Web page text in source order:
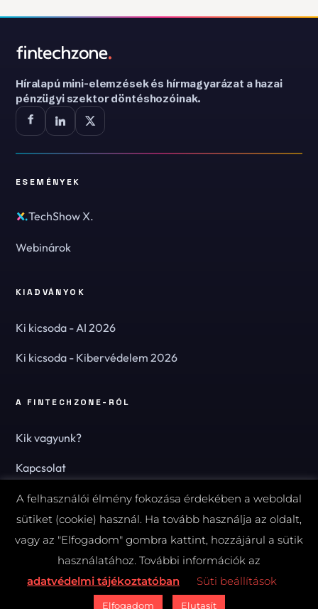
Híralapú mini-elemzések és hírmagyarázat a hazai
pénzügyi szektor döntéshozóinak.
ESEMÉNYEK
TechShow X.
Webinárok
KIADVÁNYOK
Ki kicsoda - AI 2026
Ki kicsoda - Kibervédelem 2026
A FINTECHZONE-RÓL
Kik vagyunk?
Kapcsolat
Hírlevél
© 2026 FinTechZone.hu - A FinTech Group Kft.
Adatvédelmi tájékoztató (PDF)Süti-beállítások
A felhasználói élmény fokozása érdekében a weboldal
sütiket (cookie) használ. Ha tovább használja az oldalt,
vagy az "Elfogadom" gombra kattint, hozzájárul a sütik
használatához. További információk az
adatvédelmi tájékoztatóban
Süti beállítások
Elfogadom Elutasít